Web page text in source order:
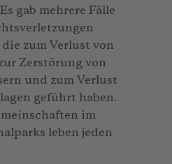
gab mehrere Fälle
zum Verlust von
Zerstörung von
und zum Verlust
geführt haben.
im
leben jeden